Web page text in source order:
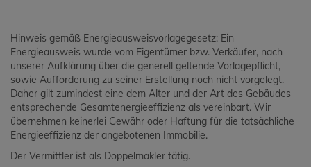
Hinweis gemäß Energieausweisvorlagegesetz: Ein
Energieausweis wurde vom Eigentümer bzw. Verkäufer, nach
unserer Aufklärung über die generell geltende Vorlagepflicht,
sowie Aufforderung zu seiner Erstellung noch nicht vorgelegt.
Daher gilt zumindest eine dem Alter und der Art des Gebäudes
entsprechende Gesamtenergieeffizienz als vereinbart. Wir
übernehmen keinerlei Gewähr oder Haftung für die tatsächliche
Energieeffizienz der angebotenen Immobilie.
Der Vermittler ist als Doppelmakler tätig.